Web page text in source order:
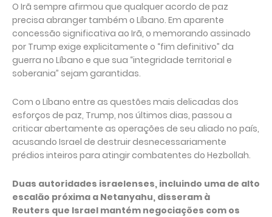
O Irã sempre afirmou que qualquer acordo de paz
precisa abranger também o Líbano. Em aparente
concessão significativa ao Irã, o memorando assinado
por Trump exige explicitamente o “fim definitivo” da
guerra no Líbano e que sua “integridade territorial e
soberania” sejam garantidas.
Com o Líbano entre as questões mais delicadas dos
esforços de paz, Trump, nos últimos dias, passou a
criticar abertamente as operações de seu aliado no país,
acusando Israel de destruir desnecessariamente
prédios inteiros para atingir combatentes do Hezbollah.
Duas autoridades israelenses, incluindo uma de alto
escalão próxima a Netanyahu, disseram à
Reuters que Israel mantém negociações com os